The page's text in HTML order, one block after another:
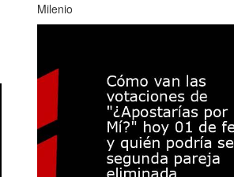
Milenio